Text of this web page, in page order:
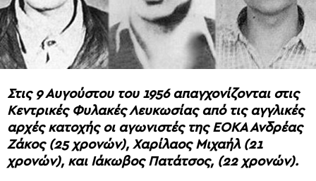
Στις 9 Αυγούστου του 1956 απαγχονίζονται στις
Κεντρικές Φυλακές Λευκωσίας από τις αγγλικές
αρχές κατοχής οι αγωνιστές της ΕΟΚΑ Ανδρέας
Ζάκος (25 χρονών), Χαρίλαος Μιχαήλ (21
χρονών), και Ιάκωβος Πατάτσος, (22 χρονών).